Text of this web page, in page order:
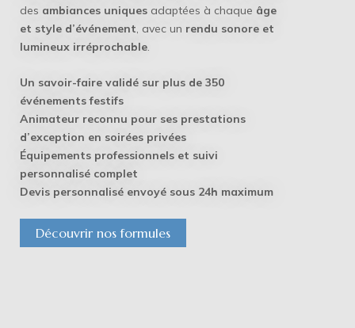
des ambiances uniques adaptées à chaque âge
et style d’événement , avec un rendu sonore et
lumineux irréprochable
Un savoir-faire validé sur plus de 350
événements festifs
Animateur reconnu pour ses prestations
d’exception en soirées privées
Équipements professionnels et suivi
personnalisé complet
Devis personnalisé envoyé sous 24h maximum
Découvrir nos formules